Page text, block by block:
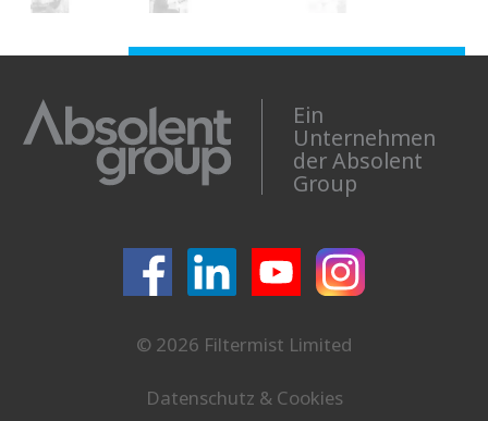
Ein
Unternehmen
der Absolent
Group
© 2026 Filtermist Limited
Datenschutz & Cookies